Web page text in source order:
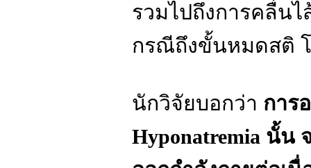
รวมไปถึงการคลื่นไ
กรณีถึงขั้นหมดสติ
นักวิจัยบอกว่า การ
Hyponatremia นั้น